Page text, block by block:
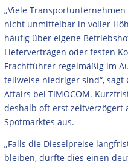
„Viele
nicht unmittelbar in voller
häufig über eigene
Lieferverträgen oder festen
Frachtführer regelmäßig im
teilweise niedriger sind“, sagt
Affairs bei TIMOCOM.
deshalb oft erst zeitverzögert
Spotmarktes aus.
„Falls die Dieselpreise
bleiben, dürfte dies einen